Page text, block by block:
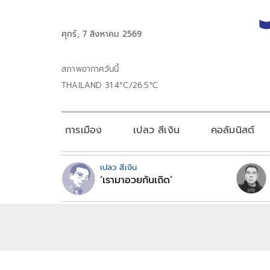
ศุกร์, 7 สิงหาคม 2569
สภาพอากาศวันนี้
THAILAND 31.4°C/26.5°C
การเมือง เปลว สีเงิน คอลัมนิสต์
เปลว สีเงิน
‘เรามาอวยกันเถิด’